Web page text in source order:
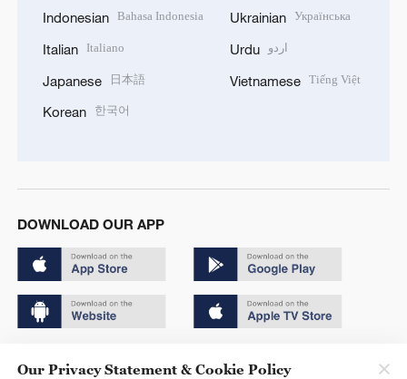
Indonesian Bahasa Indonesia
Italian Italiano
Japanese 日本語
Korean 한국어
Ukrainian Українська
Urdu اردو
Vietnamese Tiếng Việt
DOWNLOAD OUR APP
Our Privacy Statement & Cookie Policy